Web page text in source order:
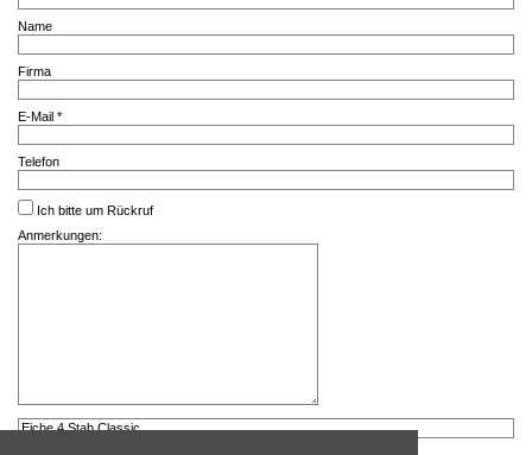
Name
Firma
E-Mail *
Telefon
Ich bitte um Rückruf
Anmerkungen: